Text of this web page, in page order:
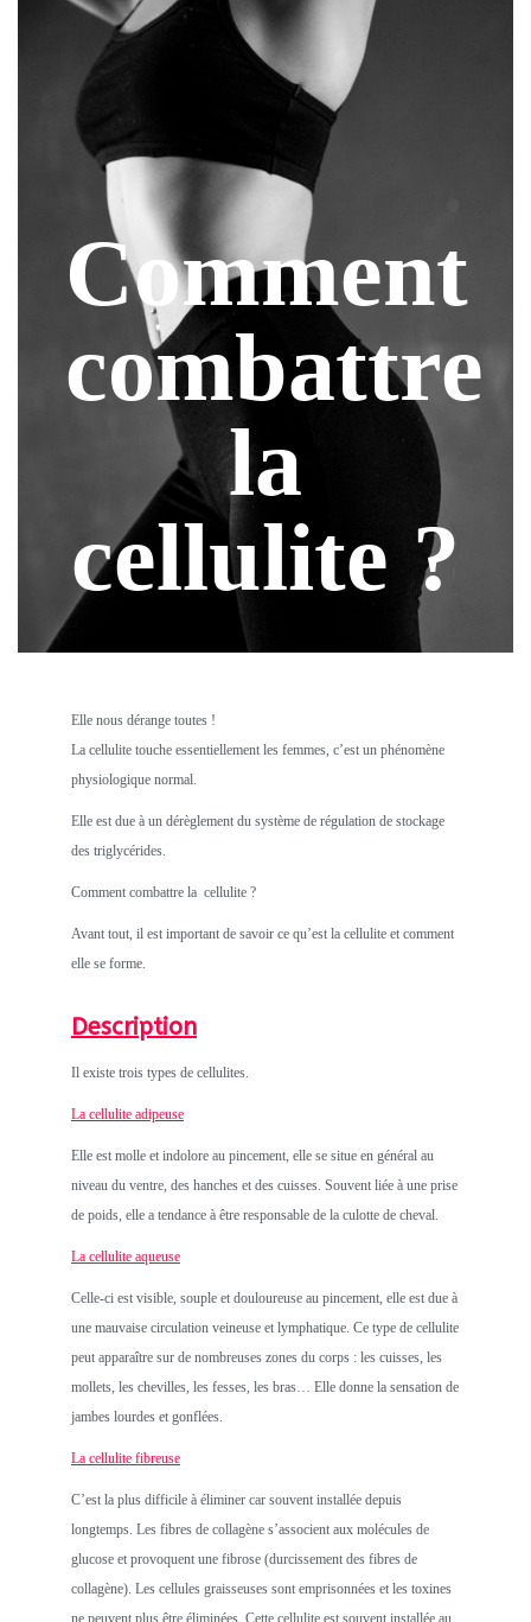
Comment
combattre
la
cellulite ?
Elle nous dérange toutes !
La cellulite touche essentiellement les femmes, c’est un phénomène
physiologique normal.
Elle est due à un dérèglement du système de régulation de stockage
des triglycérides.
Comment combattre la cellulite ?
Avant tout, il est important de savoir ce qu’est la cellulite et comment
elle se forme.
Description
Il existe trois types de cellulites.
La cellulite adipeuse
Elle est molle et indolore au pincement, elle se situe en général au
niveau du ventre, des hanches et des cuisses. Souvent liée à une prise
de poids, elle a tendance à être responsable de la culotte de cheval.
La cellulite aqueuse
Celle-ci est visible, souple et douloureuse au pincement, elle est due à
une mauvaise circulation veineuse et lymphatique. Ce type de cellulite
peut apparaître sur de nombreuses zones du corps : les cuisses, les
mollets, les chevilles, les fesses, les bras… Elle donne la sensation de
jambes lourdes et gonflées.
La cellulite fibreuse
C’est la plus difficile à éliminer car souvent installée depuis
longtemps. Les fibres de collagène s’associent aux molécules de
glucose et provoquent une fibrose (durcissement des fibres de
collagène). Les cellules graisseuses sont emprisonnées et les toxines